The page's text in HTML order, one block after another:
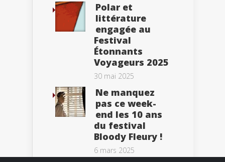
Polar et
littérature
engagée au
Festival
Étonnants
Voyageurs 2025
30 mai 2025
Ne manquez
pas ce week-
end les 10 ans
du festival
Bloody Fleury !
6 mars 2025